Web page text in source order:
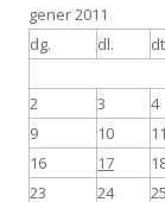
gener 2011
dg.
dl.
2
3 4
9
10 11
16
17
23
24 25